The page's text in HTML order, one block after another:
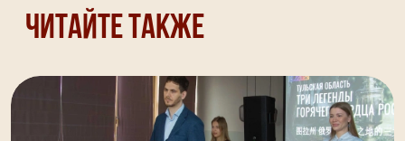
Читайте также